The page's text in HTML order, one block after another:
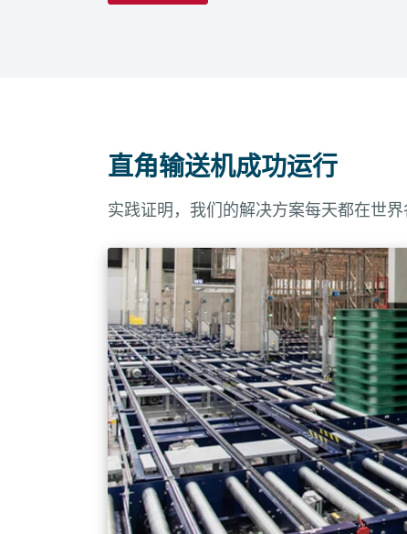
长度 1,750 毫米
宽度
Inhouse 托盘有三种不同的尺
传送高
度
1,000 / 1,040 毫米
直角输送机成功运行
实践证明，我们的解决方案每天都在世界